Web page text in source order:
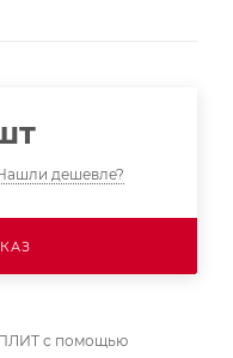
дешевле?
с помощью